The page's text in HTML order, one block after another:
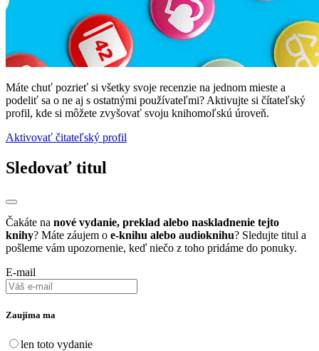
Máte chuť pozrieť si všetky svoje recenzie na jednom mieste a
podeliť sa o ne aj s ostatnými používateľmi? Aktivujte si čítateľský
profil, kde si môžete zvyšovať svoju knihomoľskú úroveň.
Aktivovať čitateľský profil
Sledovať titul
Čakáte na nové vydanie, preklad alebo naskladnenie tejto
knihy? Máte záujem o e-knihu alebo audioknihu? Sledujte titul a
pošleme vám upozornenie, keď niečo z toho pridáme do ponuky.
E-mail
Zaujíma ma
len toto vydanie